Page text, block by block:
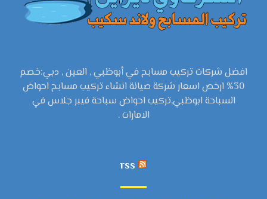
افضل شركات تركيب مسابح في أبوظبي , العين , دبي:خصم
30% ارخص اسعار شركة صيانة انشاء تركيب مسابح احواض
السباحة ابوظبي,تركيب احواض سباحة فيبر جلاس في
الامارات .
rss